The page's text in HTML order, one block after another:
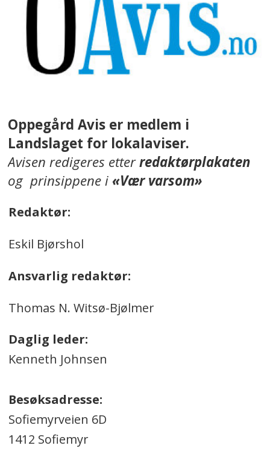
Oppegård Avis er medlem i
Landslaget for lokalaviser.
Avisen redigeres etterredaktørplakaten
og prinsippene i«Vær varsom»
Redaktør:
Eskil Bjørshol
Ansvarlig redaktør:
Thomas N. Witsø-Bjølmer
Daglig leder:
Kenneth Johnsen
Besøksadresse:
Sofiemyrveien 6D
1412 Sofiemyr